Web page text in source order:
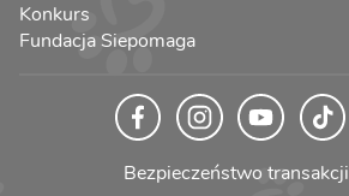
Konkurs
Fundacja Siepomaga
Bezpieczeństwo transakcji